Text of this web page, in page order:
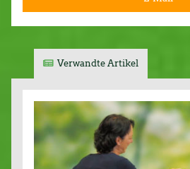
Verwandte Artikel